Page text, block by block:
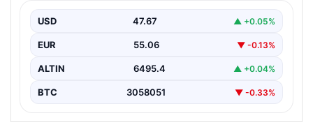
milyon emekli vatandaşın gözü kulağı bayram
ikramiyesi…
USD 47.67 ▲ +0.05%
EUR 55.06 ▼ -0.13%
ALTIN 6495.4 ▲ +0.04%
BTC 3058051 ▼ -0.33%